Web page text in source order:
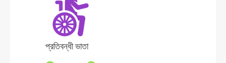
প্রতিবন্ধী ভাতা